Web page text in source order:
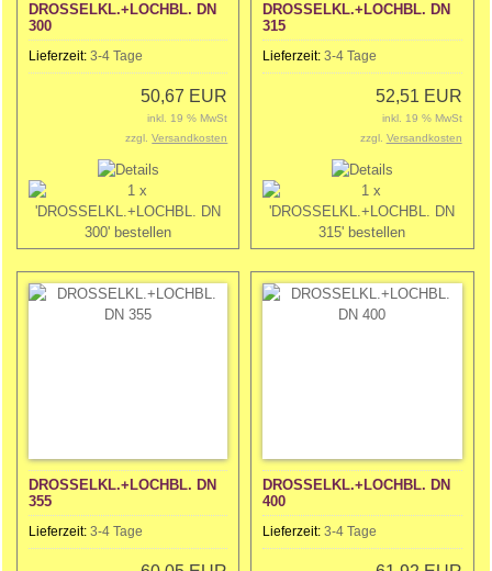
DROSSELKL.+LOCHBL. DN
300
Lieferzeit: 3-4 Tage
50,67 EUR
inkl. 19 % MwSt
zzgl.Versandkosten
DROSSELKL.+LOCHBL. DN
315
Lieferzeit:3-4 Tage
52,51 EUR
inkl. 19 % MwSt
zzgl. Versandkosten
DROSSELKL.+LOCHBL. DN
355
Lieferzeit: 3-4 Tage
DROSSELKL.+LOCHBL. DN
400
Lieferzeit:3-4 Tage